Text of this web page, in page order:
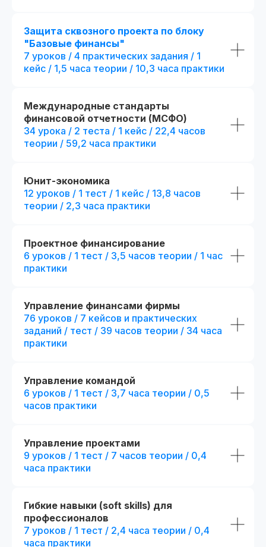
Защита сквозного проекта по блоку
"Базовые финансы"
7 уроков / 4 практических задания / 1
кейс / 1,5 часа теории / 10,3 часа практики
Международные стандарты
финансовой отчетности (МСФО)
34 урока / 2 теста / 1 кейс / 22,4 часов
теории / 59,2 часа практики
Юнит-экономика
12 уроков / 1 тест / 1 кейс / 13,8 часов
теории / 2,3 часа практики
Проектное финансирование
6 уроков / 1 тест / 3,5 часов теории / 1 час
практики
Управление финансами фирмы
76 уроков / 7 кейсов и практических
заданий / тест / 39 часов теории / 34 часа
практики
Управление командой
6 уроков / 1 тест / 3,7 часа теории / 0,5
часов практики
Управление проектами
9 уроков / 1 тест / 7 часов теории / 0,4
часа практики
Гибкие навыки (soft skills) для
профессионалов
7 уроков / 1 тест / 2,4 часа теории / 0,4
часа практики
Беспроцентная рассрочка на 18 месяцев
r111307.005/мес
6 месяцев обучения с практикой
на реальных проектах
25 практических заданий и 52
кейса + сквозной проект
Презентации и конспекты
и обновлениям — навсегда
Карьерный центр и база
Официальный диплом
Возможность получить диплом
международного образца
Все опции
(стандарт) +
преимущества:
Беспроцентная рассрочка
+ 3 месяца
на реальных
+ 4 практических
+ Печатная версия
международного
Отправить заявку
Попробовать 48 часов бесплатно